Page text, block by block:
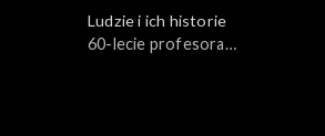
Ludzie i ich historie
60-lecie profesora